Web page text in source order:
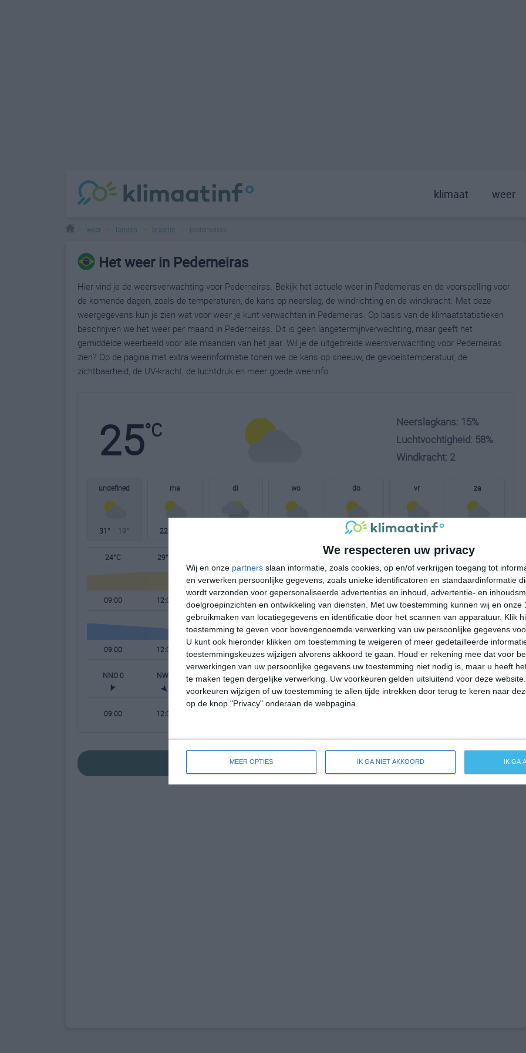
We respecteren uw privacy
Wij en onze partners slaan informatie, zoals cookies, op en/of verkrijgen toegang tot
en verwerken persoonlijke gegevens, zoals unieke identificatoren en standaardinformatie
wordt verzonden voor gepersonaliseerde advertenties en inhoud, advertentie- en
doelgroepinzichten en ontwikkeling van diensten.
Met uw toestemming kunnen wij en onze
gebruikmaken van locatiegegevens en identificatie door het scannen van apparatuur. Klik
toestemming te geven voor bovengenoemde verwerking van uw persoonlijke gegevens
U kunt ook hieronder klikken om toestemming te weigeren of meer gedetailleerde
toestemmingskeuzes wijzigen alvorens akkoord te gaan.
Houd er rekening mee dat voor
verwerkingen van uw persoonlijke gegevens uw toestemming niet nodig is, maar u heeft
te maken tegen dergelijke verwerking. Uw voorkeuren gelden uitsluitend voor deze
voorkeuren wijzigen of uw toestemming te allen tijde intrekken door terug te keren naar
op de knop "Privacy" onderaan de webpagina.
MEER OPTIES IK GA NIET AKKOORD IK GA
klimaat weer
weer landen brazilië
Het weer in Pederneiras
Hier vind je de weersverwachting voor Pederneiras. Bekijk het actuele weer in Pederneiras en de voorspelling voor
de komende dagen, zoals de temperaturen, de kans op neerslag, de windrichting en de windkracht. Met deze
weergegevens kun je zien wat voor weer je kunt verwachten in Pederneiras. Op basis van de klimaatstatistieken
beschrijven we het weer per maand in Pederneiras. Dit is geen langetermijnverwachting, maar geeft het
gemiddelde weerbeeld voor alle maanden van het jaar. Wil je de uitgebreide weersverwachting voor Pederneiras
zien? Op de pagina met extra weerinformatie tonen we de kans op sneeuw, de gevoelstemperatuur, de
zichtbaarheid, de UV-kracht, de luchtdruk en meer goede weerinfo.
25°C
Neerslagkans: 15%
Luchtvochtigheid: 58%
Windkracht: 2
undefined
31° 19°
ma
22°
di wo do
32° 16°
vr
35° 16°
za
24°C 29°C 21°C 18°C 17°C 17°C
09:00 12:00 15:00 18:00 00:00 06:00
09:00 12:00 15:00 18:00 00:00 06:00
NNO 0 NW 2 WNW 3 ZW 1 ZO 3 ZO 3
09:00 12:00
bekijk de uitgebreide weersverwachting voor Pederneiras